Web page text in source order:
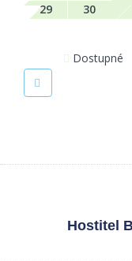
29
30
Dostupné
Hostitel